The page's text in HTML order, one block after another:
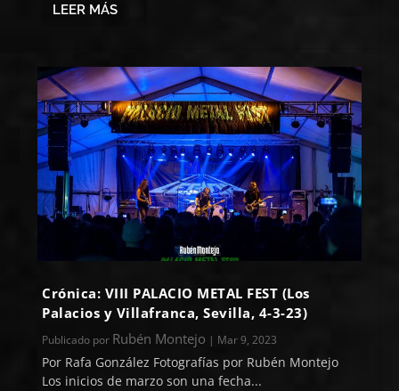
LEER MÁS
Crónica: VIII PALACIO METAL FEST (Los
Palacios y Villafranca, Sevilla, 4-3-23)
Publicado por Rubén Montejo | Mar 9, 2023
Por Rafa González Fotografías por Rubén Montejo
Los inicios de marzo son una fecha...